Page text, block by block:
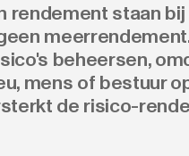
rendement staan
beheersen,
mens of bestuur
de risico-